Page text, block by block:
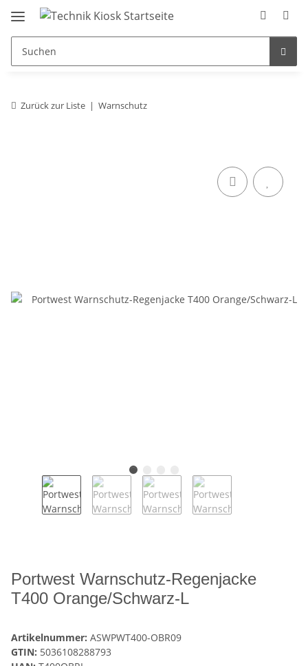
Zurück zur Liste Warnschutz
Portwest Warnschutz-Regenjacke
T400 Orange/Schwarz-L
Artikelnummer: ASWPWT400-OBR09
GTIN: 5036108288793